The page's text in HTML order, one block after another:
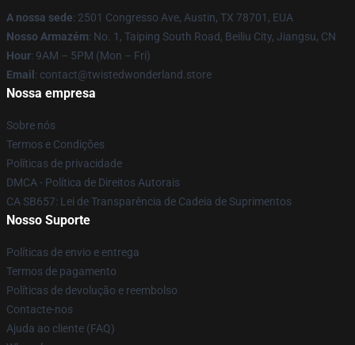
A nossa sede: 2501 Congresso Ave, Austin, TX 78701, EUA
Nosso Armazém: No. 1, Taiping South Road, Beiliu City, Jiangsu, CN
Hour: 9AM – 5PM (Mon – Fri)
Email : contact@twistedwonderland.store
Nossa empresa
Sobre nós
Termos e Condições
Políticas de privacidade
DMCA - Política de Direitos Autorais
CA SB657: Lei de Transparência de Cadeia de Suprimentos
Nosso Suporte
Políticas de envio e entrega
Termos de pagamento
Políticas de devolução e reembolso
Contacte-nos
Ajuda ao cliente (FAQ)